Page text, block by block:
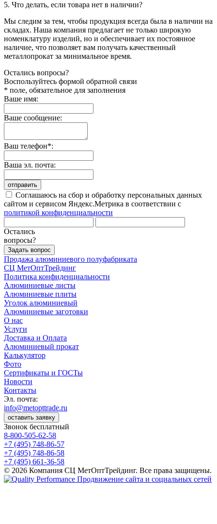
5. Что делать, если товара нет в наличии?
Мы следим за тем, чтобы продукция всегда была в наличии на
складах. Наша компания предлагает не только широкую
номенклатуру изделий, но и обеспечивает их постоянное
наличие, что позволяет вам получать качественный
металлопрокат за минимальное время.
Остались вопросы?
Воспользуйтесь формой обратной связи
* поле, обязательное для заполнения
Ваше имя:
Ваше сообщение:
Ваш телефон*:
Ваша эл. почта:
отправить
Соглашаюсь на сбор и обработку персональных данных
сайтом и сервисом Яндекс.Метрика в соответствии с
политикой конфиденциальности
Остались
вопросы?
Задать вопрос
Продажа алюминиевого полуфабриката
СЦ МетОптТрейдинг
Политика конфиденциальности
Алюминиевые листы
Алюминиевые плиты
Уголок алюминиевый
Алюминиевые заготовки
О нас
Услуги
Доставка и Оплата
Алюминиевый прокат
Калькулятор
Фото
Сертификаты и ГОСТы
Новости
Контакты
Эл. почта:
info@metopttrade.ru
оставить заявку
Звонок бесплатный
8-800-505-62-58
+7 (495) 748-86-57
+7 (495) 748-86-58
+7 (495) 661-36-58
© 2026 Компания СЦ МетОптТрейдинг. Все права защищены.
Продвижение сайта и социальных сетей